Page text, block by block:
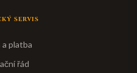
SERVIS
a platba
řád